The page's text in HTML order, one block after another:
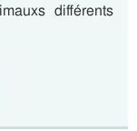
différents